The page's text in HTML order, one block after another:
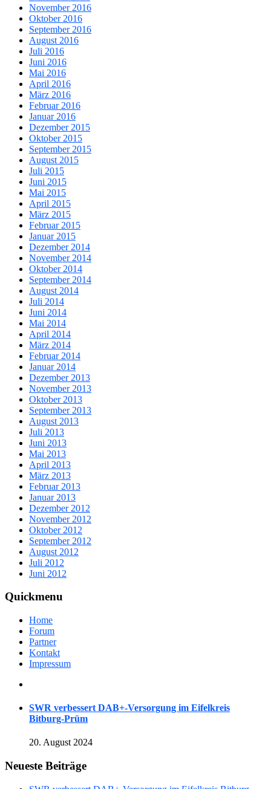
November 2016
Oktober 2016
September 2016
August 2016
Juli 2016
Juni 2016
Mai 2016
April 2016
März 2016
Februar 2016
Januar 2016
Dezember 2015
Oktober 2015
September 2015
August 2015
Juli 2015
Juni 2015
Mai 2015
April 2015
März 2015
Februar 2015
Januar 2015
Dezember 2014
November 2014
Oktober 2014
September 2014
August 2014
Juli 2014
Juni 2014
Mai 2014
April 2014
März 2014
Februar 2014
Januar 2014
Dezember 2013
November 2013
Oktober 2013
September 2013
August 2013
Juli 2013
Juni 2013
Mai 2013
April 2013
März 2013
Februar 2013
Januar 2013
Dezember 2012
November 2012
Oktober 2012
September 2012
August 2012
Juli 2012
Juni 2012
Quickmenu
Home
Forum
Partner
Kontakt
Impressum
SWR verbessert DAB+-Versorgung im Eifelkreis
Bitburg-Prüm
20. August 2024
Neueste Beiträge